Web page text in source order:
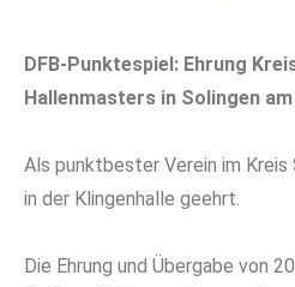
DFB-Punktespiel: Ehrung
Hallenmasters in Solingen
Als punktbester Verein im Kreis
in der Klingenhalle geehrt.
Die Ehrung und Übergabe von